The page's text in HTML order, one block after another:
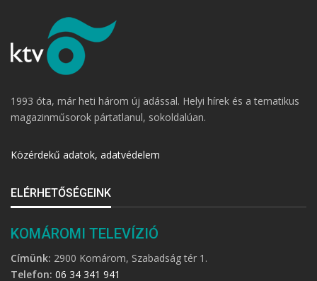
1993 óta, már heti három új adással. Helyi hírek és a tematikus
magazinműsorok pártatlanul, sokoldalúan.
Közérdekű adatok, adatvédelem
ELÉRHETŐSÉGEINK
KOMÁROMI TELEVÍZIÓ
Címünk: 2900 Komárom, Szabadság tér 1.
Telefon: 06 34 341 941